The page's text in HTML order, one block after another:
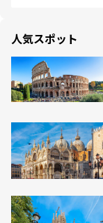
人気スポット